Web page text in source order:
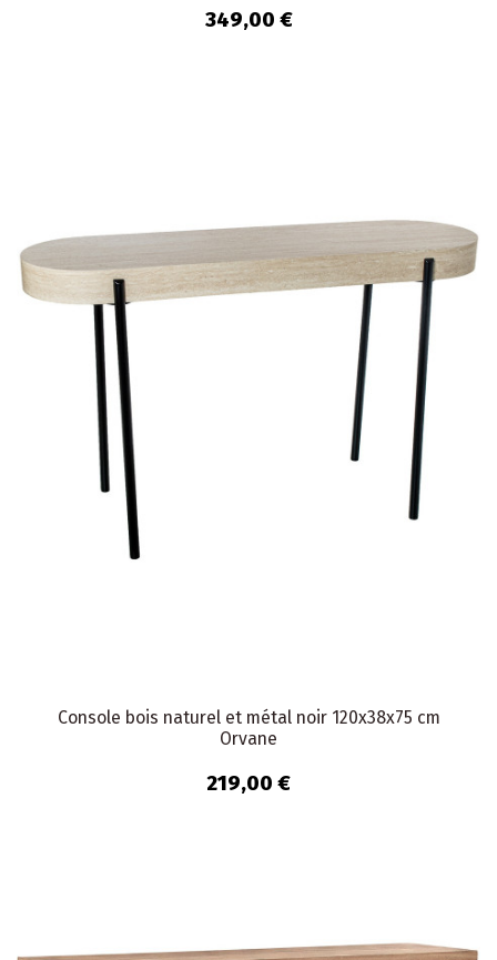
349,00 €
Console bois naturel et métal noir 120x38x75 cm
Orvane
219,00 €